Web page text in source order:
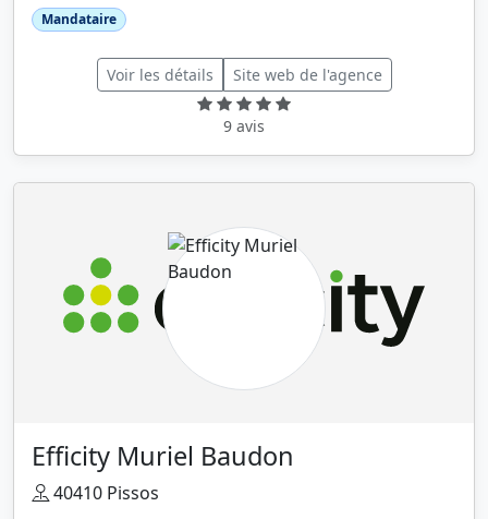
Mandataire
Voir les détails Site web de l'agence
9 avis
Efficity Muriel Baudon
40410 Pissos